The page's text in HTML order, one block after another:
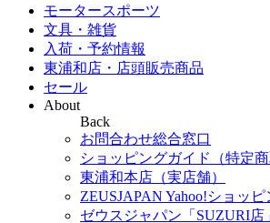
モータースポーツ
文具・雑貨
入荷・予約情報
東浦和店・店頭販売商品
セール
About
Back
お問合わせ総合窓口
ショッピングガイド（特定
東浦和本店（実店舗）
ZEUSJAPAN Yahoo!ショッ
ゼウスジャパン「SUZURI店